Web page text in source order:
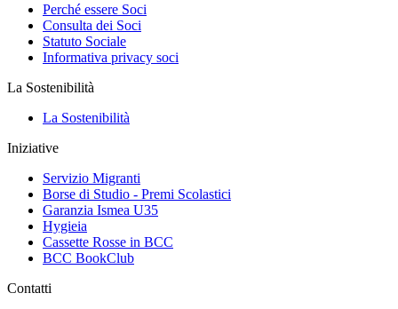
Perché essere Soci
Consulta dei Soci
Statuto Sociale
Informativa privacy soci
La Sostenibilità
La Sostenibilità
Iniziative
Servizio Migranti
Borse di Studio - Premi Scolastici
Garanzia Ismea U35
Hygieia
Cassette Rosse in BCC
BCC BookClub
Contatti